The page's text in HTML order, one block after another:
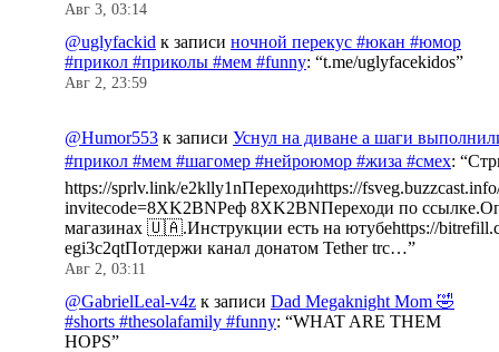
Авг 3, 03:14
@uglyfackid к записи ночной перекус #юкан #юмор
#прикол #приколы #мем #funny: “t.me/uglyfacekidos”
Авг 2, 23:59
@Humor553 к записи Уснул на диване а шаги
#прикол #мем #шагомер #нейроюмор #жиза #смех: “
https://sprlv.link/e2klly1nПереходиhttps://
invitecode=8XK2BNРеф 8XK2BNПереходи по
магазинах 🇺🇦.Инструкции есть на ютубеhttps://
egi3c2qtПотдержи канал донатом Tether trc…”
Авг 2, 03:11
@GabrielLeal-v4z к записи Dad Megaknight Mom 🤣
#shorts #thesolafamily #funny: “WHAT ARE THEM
HOPS”